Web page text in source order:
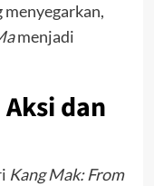
menjadi
dan
Kang Mak: From